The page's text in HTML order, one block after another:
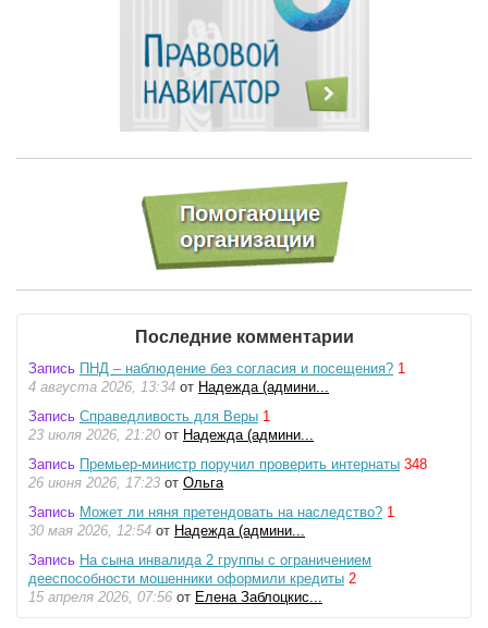
Последние комментарии
Запись ПНД – наблюдение без согласия и посещения? 1
4 августа 2026, 13:34 от Надежда (админи...
Запись Справедливость для Веры 1
23 июля 2026, 21:20 от Надежда (админи...
Запись Премьер-министр поручил проверить интернаты 348
26 июня 2026, 17:23 от Ольга
Запись Может ли няня претендовать на наследство? 1
30 мая 2026, 12:54 от Надежда (админи...
Запись На сына инвалида 2 группы с ограничением
дееспособности мошенники оформили кредиты 2
15 апреля 2026, 07:56 от Елена Заблоцкис...